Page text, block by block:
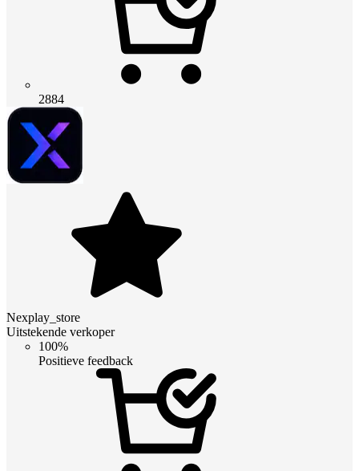
2884
Nexplay_store
Uitstekende verkoper
100%
Positieve feedback